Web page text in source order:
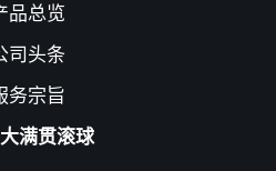
品总览
司头条
务宗旨
大满贯滚球